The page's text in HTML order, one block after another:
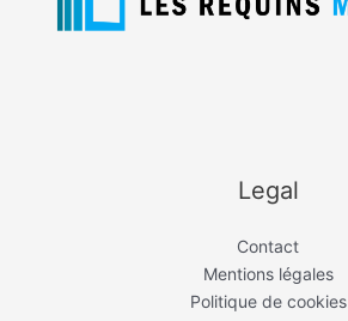
Legal
Contact
Mentions légales
Politique de cookies